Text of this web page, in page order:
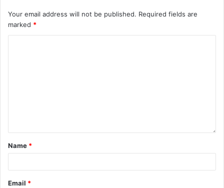
Your email address will not be published. Required fields are
marked *
Name *
Email *